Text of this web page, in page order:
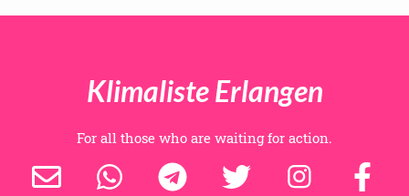
Klimaliste Erlangen
For all those who are waiting for action.